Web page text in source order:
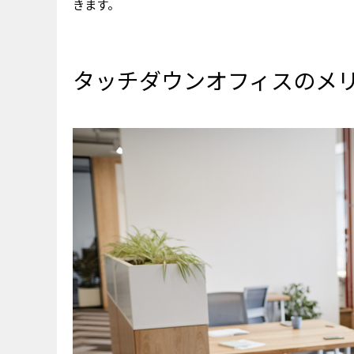
きます。
タッチダウンオフィスのメ